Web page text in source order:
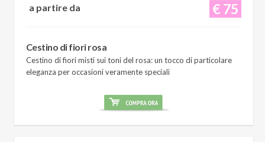
€ 75
a partire da
Cestino di fiori rosa
Cestino di fiori misti sui toni del rosa: un tocco di particolare
eleganza per occasioni veramente speciali